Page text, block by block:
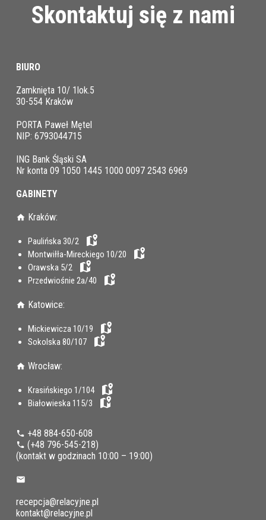
Skontaktuj się z nami
BIURO
Zamknięta 10/ 1lok.5
30-554 Kraków
PORTA Paweł Mętel
NIP: 6793044715
ING Bank Śląski SA
Nr konta 09 1050 1445 1000 0097 2543 6969
GABINETY
Kraków:
Paulińska 30/2
Montwiłła-Mireckiego 10/20
Orawska 5/2
Przedwiośnie 2a/40
Katowice:
Mickiewicza 10/19
Sokolska 80/107
Wrocław:
Krasińskiego 1/104
Białowieska 115/3
+48 884-650-608
(+48 796-545-218)
(kontakt w godzinach 10:00 – 19:00)
recepcja@relacyjne.pl
kontakt@relacyjne.pl